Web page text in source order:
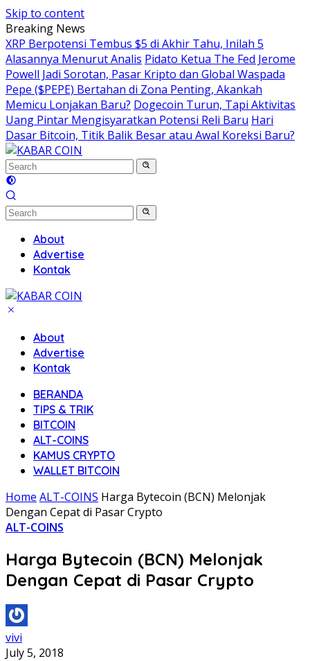
Skip to content
Breaking News
XRP Berpotensi Tembus $5 di Akhir Tahu, Inilah 5
Alasannya Menurut Analis Pidato Ketua The Fed Jerome
Powell Jadi Sorotan, Pasar Kripto dan Global Waspada
Pepe ($PEPE) Bertahan di Zona Penting, Akankah
Memicu Lonjakan Baru? Dogecoin Turun, Tapi Aktivitas
Uang Pintar Mengisyaratkan Potensi Reli Baru Hari
Dasar Bitcoin, Titik Balik Besar atau Awal Koreksi Baru?
About
Advertise
Kontak
About
Advertise
Kontak
BERANDA
TIPS & TRIK
BITCOIN
ALT-COINS
KAMUS CRYPTO
WALLET BITCOIN
Home ALT-COINS Harga Bytecoin (BCN) Melonjak
Dengan Cepat di Pasar Crypto
ALT-COINS
Harga Bytecoin (BCN) Melonjak
Dengan Cepat di Pasar Crypto
vivi
July 5, 2018